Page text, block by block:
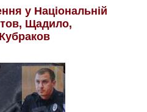
у Національній
Щадило,